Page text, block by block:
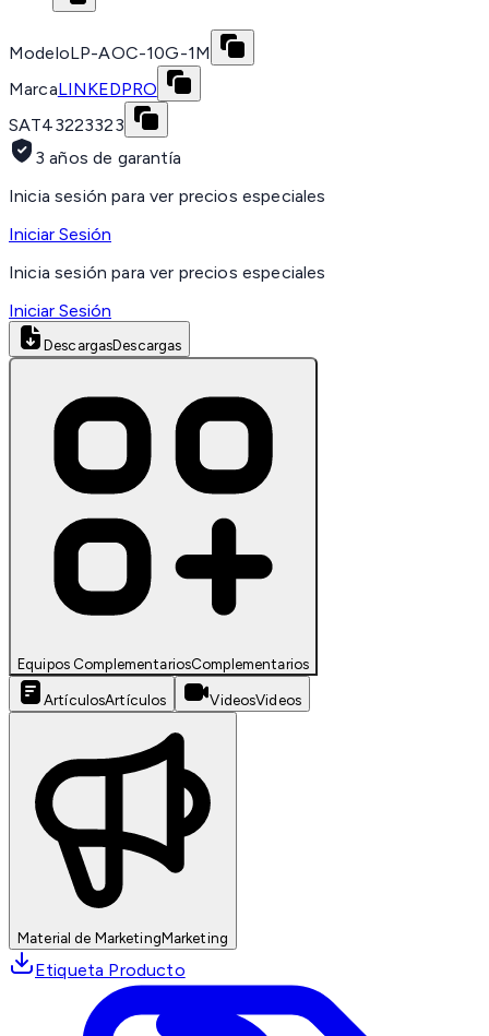
ModeloLP-AOC-10G-1M
MarcaLINKEDPRO
SAT43223323
3 años de garantía
Inicia sesión para ver precios especiales
Iniciar Sesión
Inicia sesión para ver precios especiales
Iniciar Sesión
DescargasDescargas
Equipos ComplementariosComplementarios
ArtículosArtículos VideosVideos
Material de MarketingMarketing
Etiqueta Producto